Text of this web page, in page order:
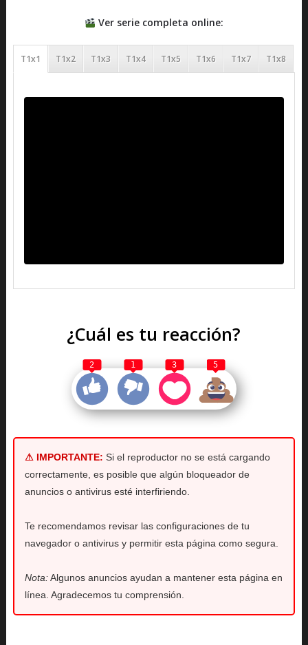
Ver serie completa online:
T1x1 T1x2 T1x3 T1x4 T1x5 T1x6 T1x7 T1x8
¿Cuál es tu reacción?
2 1 3 5
⚠ IMPORTANTE: Si el reproductor no se está cargando
correctamente, es posible que algún bloqueador de
anuncios o antivirus esté interfiriendo.
Te recomendamos revisar las configuraciones de tu
navegador o antivirus y permitir esta página como segura.
Nota:Algunos anuncios ayudan a mantener esta página en
línea. Agradecemos tu comprensión.